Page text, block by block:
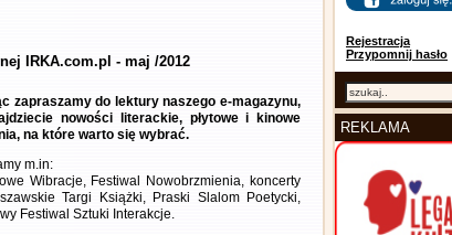
IRKA.com.pl - maj /2012
zapraszamy do lektury naszego e-magazynu,
nowości literackie, płytowe i kinowe
na które warto się wybrać.
m.in:
Wibracje, Festiwal Nowobrzmienia, koncerty
Targi Książki, Praski Slalom Poetycki,
Festiwal Sztuki Interakcje.
Rejestracja
Przypomnij hasło
REKLAMA